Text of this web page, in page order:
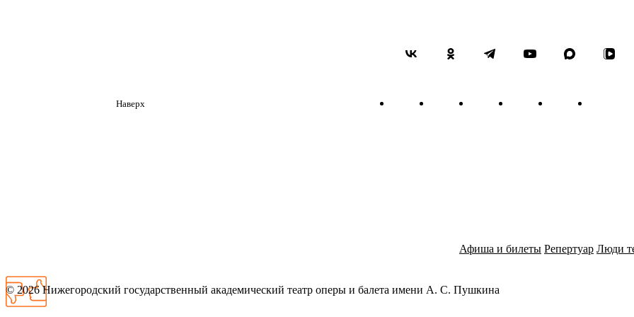
Мотет «In furore iustissimae
путешествия Вивальди по
привлекали внимание
жанра. Один из концертов
классический концерт.
Наверх
Афиша и билеты Репертуар Люди
© 2026Нижегородский государственный академический театр оперы и балета имени А. С. Пушкина